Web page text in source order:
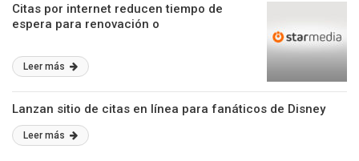
Citas por internet reducen tiempo de
espera para renovación o
Leer más
Lanzan sitio de citas en línea para fanáticos de Disney
Leer más